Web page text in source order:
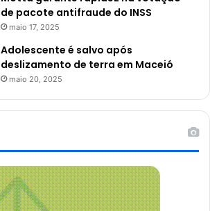
de pacote antifraude do INSS
maio 17, 2025
Adolescente é salvo após
deslizamento de terra em Maceió
maio 20, 2025